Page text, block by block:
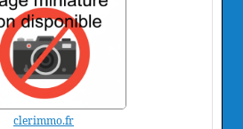
clerimmo.fr